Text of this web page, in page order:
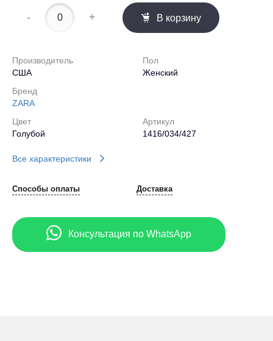
- + В корзину
Производитель
США
Пол
Женский
Бренд
ZARA
Цвет
Голубой
Артикул
1416/034/427
Все характеристики
Способы оплаты Доставка
Консультация по WhatsApp